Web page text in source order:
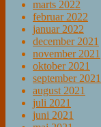
marts 2022
februar 2022
januar 2022
december 2021
november 2021
oktober 2021
september 2021
august 2021
juli 2021
juni 2021